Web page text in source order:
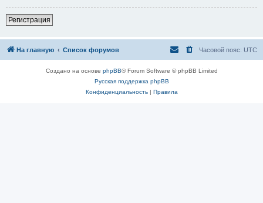
Регистрация
На главную Список форумов Часовой пояс: UTC
Создано на основе phpBB® Forum Software © phpBB Limited
Русская поддержка phpBB
Конфиденциальность| Правила